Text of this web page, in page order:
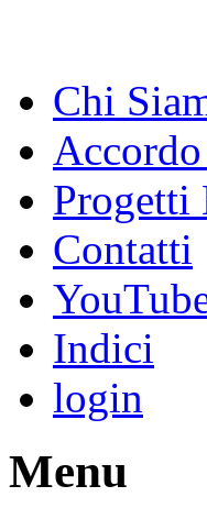
Chi
Progetti
Contatti
Indici
login
Menu